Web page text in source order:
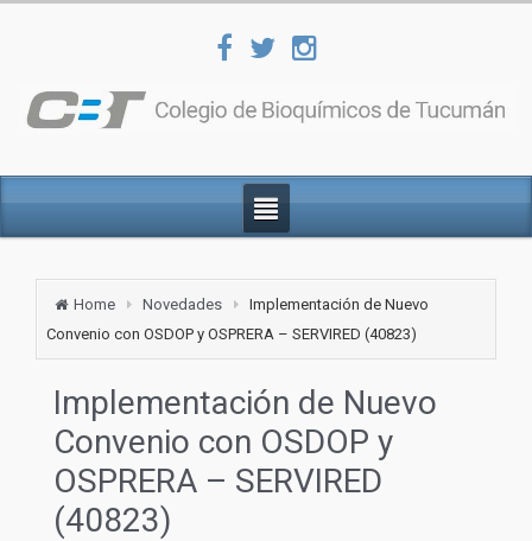
Home Novedades
Implementación de Nuevo
Convenio con OSDOP y OSPRERA – SERVIRED (40823)
Implementación de Nuevo
Convenio con OSDOP y
OSPRERA – SERVIRED
(40823)